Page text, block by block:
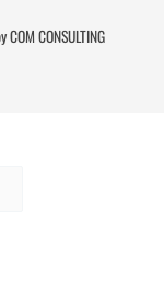
CONSULTING